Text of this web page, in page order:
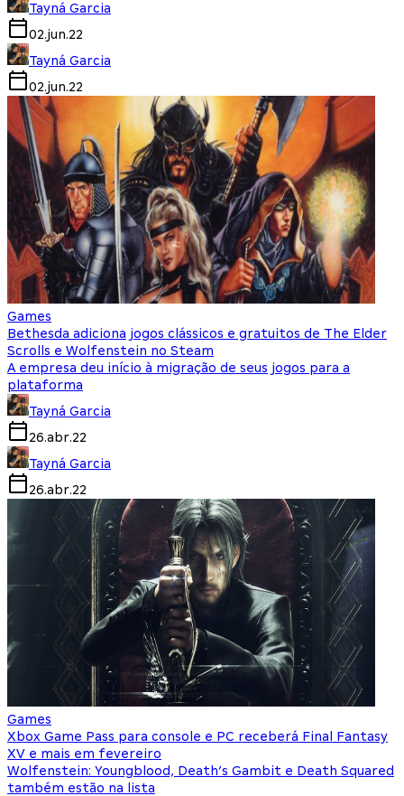
Tayná Garcia
02.jun.22
Tayná Garcia
02.jun.22
Games
Bethesda adiciona jogos clássicos e gratuitos de The Elder
Scrolls e Wolfenstein no Steam
A empresa deu início à migração de seus jogos para a
plataforma
Tayná Garcia
26.abr.22
Tayná Garcia
26.abr.22
Games
Xbox Game Pass para console e PC receberá Final Fantasy
XV e mais em fevereiro
Wolfenstein: Youngblood, Death’s Gambit e Death Squared
também estão na lista